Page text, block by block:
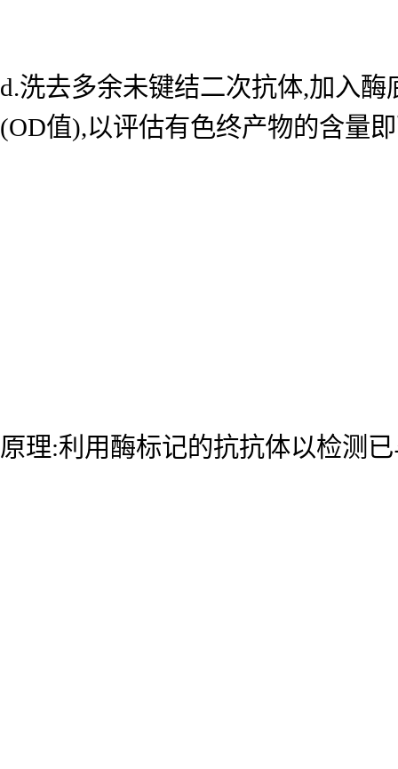
d.洗去多余未键结二次抗体,加入
(OD值),以评估有色终产物的含量
原理:利用酶标记的抗抗体以检测